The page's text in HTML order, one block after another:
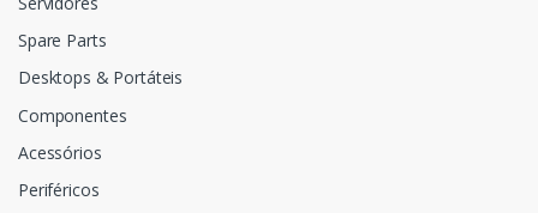
Spare Parts
Desktops & Portáteis
Componentes
Acessórios
Periféricos